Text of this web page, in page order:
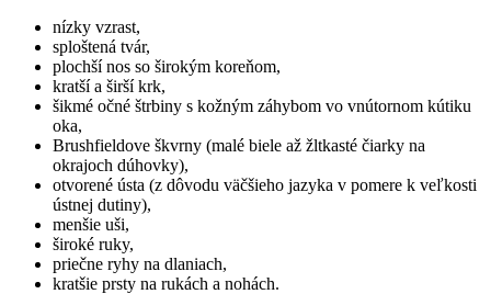
nízky vzrast,
sploštená tvár,
plochší nos so širokým koreňom,
kratší a širší krk,
šikmé očné štrbiny s kožným záhybom vo vnútornom kútiku
oka,
Brushfieldove škvrny (malé biele až žltkasté čiarky na
okrajoch dúhovky),
otvorené ústa (z dôvodu väčšieho jazyka v pomere k veľkosti
ústnej dutiny),
menšie uši,
široké ruky,
priečne ryhy na dlaniach,
kratšie prsty na rukách a nohách.